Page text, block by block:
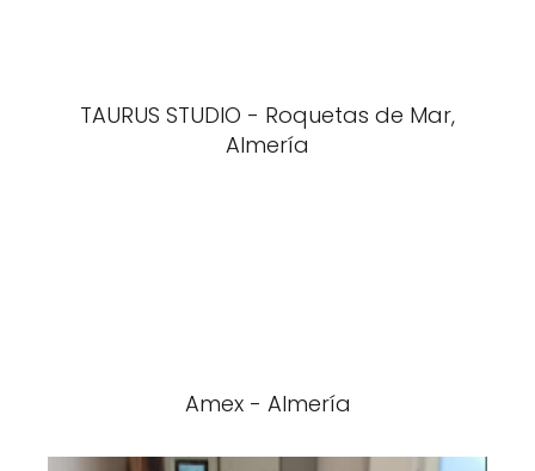
TAURUS STUDIO - Roquetas de Mar,
Almería
Amex - Almería